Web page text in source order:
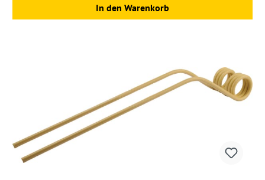
In den Warenkorb